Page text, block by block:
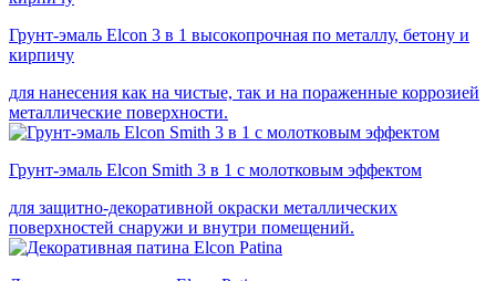
Грунт-эмаль Elcon 3 в 1 высокопрочная по металлу, бетону и
кирпичу
для нанесения как на чистые, так и на пораженные коррозией
металлические поверхности.
Грунт-эмаль Elcon Smith 3 в 1 с молотковым эффектом
для защитно-декоративной окраски металлических
поверхностей снаружи и внутри помещений.